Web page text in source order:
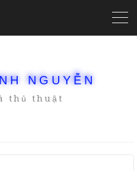
NGUYỄN
thủ thuật